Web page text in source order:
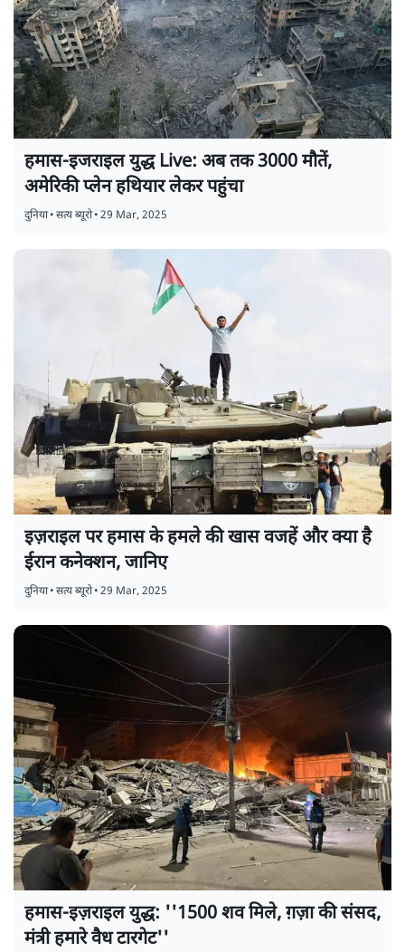
हमास-इजराइल युद्ध Live: अब तक 3000 मौतें,
अमेरिकी प्लेन हथियार लेकर पहुंचा
दुनिया•सत्य ब्यूरो•29 Mar, 2025
इज़राइल पर हमास के हमले की खास वजहें और क्या है
ईरान कनेक्शन, जानिए
दुनिया•सत्य ब्यूरो•29 Mar, 2025
हमास-इज़राइल युद्ध: ''1500 शव मिले, ग़ज़ा की संसद,
मंत्री हमारे वैध टारगेट''